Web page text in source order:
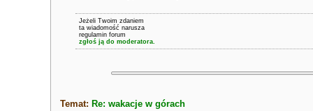
Jeżeli Twoim zdaniem
ta wiadomość narusza
regulamin forum
zgłoś ją do moderatora.
Temat: Re: wakacje w górach